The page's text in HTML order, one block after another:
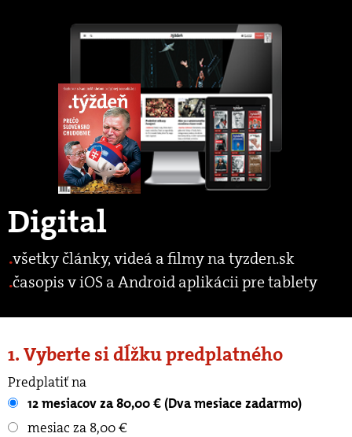
Digital
všetky články, videá a filmy na tyzden.sk
časopis v iOS a Android aplikácii pre tablety
1. Vyberte si dĺžku predplatného
Predplatiť na
12 mesiacov za 80,00 € (Dva mesiace zadarmo)
mesiac za 8,00 €